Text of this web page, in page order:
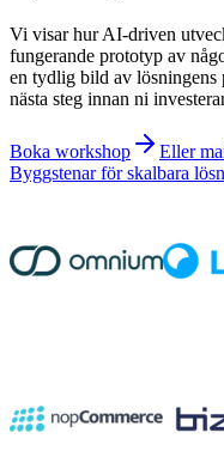
Vi visar hur AI-driven
fungerande prototyp av
en tydlig bild av lösningens
nästa steg innan ni
Boka workshop
Eller
Byggstenar för skalbara